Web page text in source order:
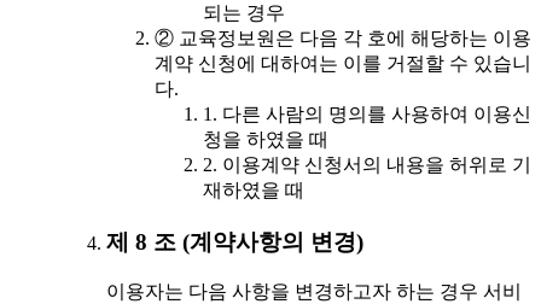
되는 경우
② 교육정보원은 다음 각 호에 해당하는 이용
계약 신청에 대하여는 이를 거절할 수 있습니
다.
1. 다른 사람의 명의를 사용하여 이용신
청을 하였을 때
2. 이용계약 신청서의 내용을 허위로 기
재하였을 때
제 8 조 (계약사항의 변경)
이용자는 다음 사항을 변경하고자 하는 경우 서비